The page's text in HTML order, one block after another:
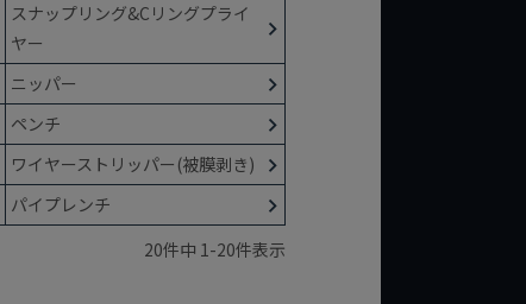
スナップリング&Cリングプライ
ヤー
ニッパー
ペンチ
ワイヤーストリッパー(被膜剥き)
パイプレンチ
20件中 1-20件表示